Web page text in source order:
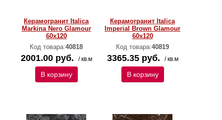
Керамогранит Italica
Markina Nero Glamour
60х120
Код товара:40818
2001.00 руб. / кв.м
В корзину
Керамогранит Italica
Imperial Brown Glamour
60х120
Код товара:40819
3365.35 руб. / кв.м
В корзину